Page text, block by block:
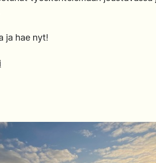
ja hae nyt!